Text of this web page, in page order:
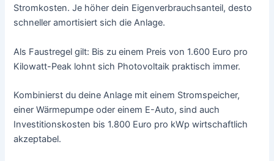
Stromkosten. Je höher dein Eigenverbrauchsanteil, desto
schneller amortisiert sich die Anlage.
Als Faustregel gilt: Bis zu einem Preis von 1.600 Euro pro
Kilowatt-Peak lohnt sich Photovoltaik praktisch immer.
Kombinierst du deine Anlage mit einem Stromspeicher,
einer Wärmepumpe oder einem E-Auto, sind auch
Investitionskosten bis 1.800 Euro pro kWp wirtschaftlich
akzeptabel.